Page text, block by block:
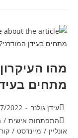
מתחים
מחבר:
עידן גולנר פורסם:
2022
קטגוריה:
התפתחות אישית /
אונליין / מיינדסט /